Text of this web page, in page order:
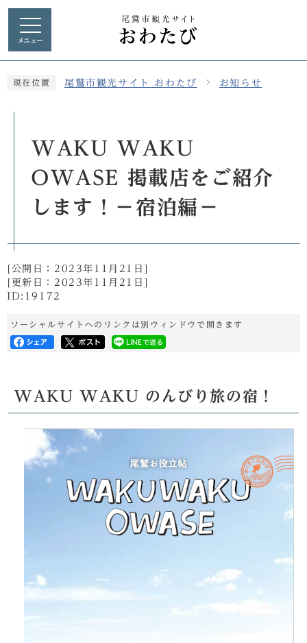
メニュー
現在位置 尾鷲市観光サイト おわたび お知らせ
WAKU WAKU
OWASE 掲載店をご紹介
します！－宿泊編－
[公開日： 2023年11月21日 ]
[更新日： 2023年11月21日 ]
ID:19172
ソーシャルサイトへのリンクは別ウィンドウで開きます
WAKU WAKU のんびり旅の宿！